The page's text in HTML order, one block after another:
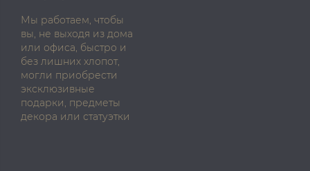
Мы работаем, чтобы
вы, не выходя из дома
или офиса, быстро и
без лишних хлопот,
могли приобрести
эксклюзивные
подарки, предметы
декора или статуэтки